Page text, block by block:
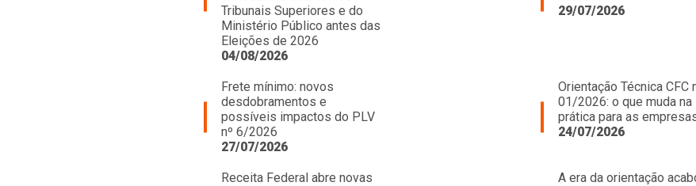
Tribunais Superiores e do
Ministério Público antes das
Eleições de 2026
04/08/2026
29/07/2026
Frete mínimo: novos
desdobramentos e
possíveis impactos do PLV
nº 6/2026
27/07/2026
Orientação Técnica CFC
01/2026: o que muda na
prática para as
24/07/2026
Receita Federal abre novas
A era da orientação